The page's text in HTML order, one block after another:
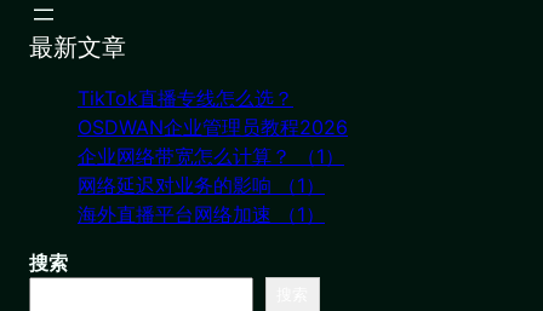
最新文章
TikTok直播专线怎么选？
OSDWAN企业管理员教程2026
企业网络带宽怎么计算？ （1）
网络延迟对业务的影响 （1）
海外直播平台网络加速 （1）
搜索